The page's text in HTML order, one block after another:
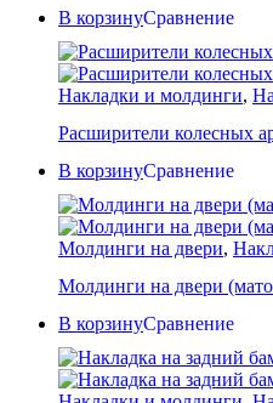
В корзинуСравнение
Накладки и молдинги,
Расширители колесных
В корзинуСравнение
Молдинги на двери,
Молдинги на двери
В корзинуСравнение